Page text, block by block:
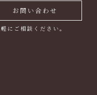
お問い合わせ
にご相談ください。